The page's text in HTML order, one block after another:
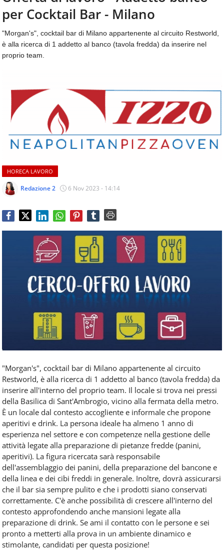
aggiornamenti
quotidiani
temi
come
ospitalità,
&
beverage,
catering
e
quotidiani
mondo
dell'alimentazione,
dei
consumi
Service
novità
comparto
Horeca.
CONTATTI
per Cocktail Bar - Milano
"Morgan's", cocktail bar di Milano appartenente al circuito Restworld,
è alla ricerca di 1 addetto al banco (tavola fredda) da inserire nel
proprio team.
HORECA LAVORO
Redazione 2 6 Nov 2023 - 14:14
"Morgan's", cocktail bar di Milano appartenente al circuito
Restworld, è alla ricerca di 1 addetto al banco (tavola fredda) da
inserire all'interno del proprio team. Il locale si trova nei pressi
della Basilica di Sant'Ambrogio, vicino alla fermata della metro.
È un locale dal contesto accogliente e informale che propone
aperitivi e drink. La persona ideale ha almeno 1 anno di
esperienza nel settore e con competenze nella gestione delle
attività legate alla preparazione di pietanze fredde (panini,
aperitivi). La figura ricercata sarà responsabile
dell'assemblaggio dei panini, della preparazione del bancone e
della linea e dei cibi freddi in generale. Inoltre, dovrà assicurarsi
che il bar sia sempre pulito e che i prodotti siano conservati
correttamente. C'è anche possibilità di crescere all'interno del
contesto approfondendo anche mansioni legate alla
preparazione di drink. Se ami il contatto con le persone e sei
pronto a metterti alla prova in un ambiente dinamico e
stimolante, candidati per questa posizione!